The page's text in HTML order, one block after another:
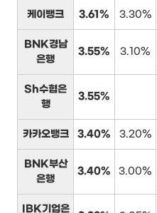
케이뱅크 3.61% 3.30%
BNK경남
은행
3.55% 3.10%
Sh수협은
행
3.55%
카카오뱅크 3.40% 3.20%
BNK부산
은행
3.40% 3.00%
IBK기업은